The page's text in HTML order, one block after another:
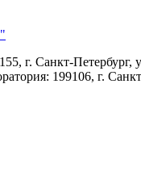
г. Санкт-
199106, г.